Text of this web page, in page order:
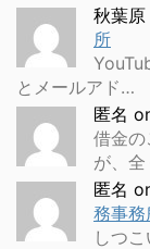
秋葉原
所
とメールアド…
匿名
借金の
が、
匿名
務事務
しつ